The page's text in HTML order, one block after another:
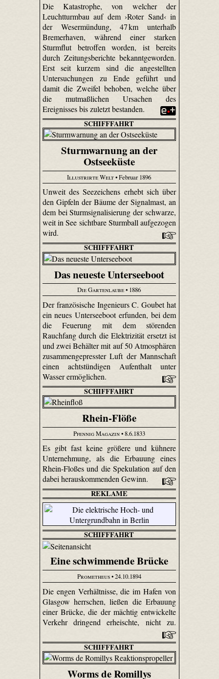
Die Katastrophe, von welcher der
Leuchtturmbau auf dem ›Roter Sand‹ in
der Wesermündung, 47 km unterhalb
Bremerhaven, während einer starken
Sturmflut betroffen worden, ist bereits
durch Zeitungsberichte bekanntgeworden.
Erst seit kurzem sind die angestellten
Untersuchungen zu Ende geführt und
damit die Zweifel behoben, welche über
die mutmaßlichen Ursachen des
Ereignisses bis zuletzt bestanden.
SCHIFFFAHRT
Sturmwarnung an der
Ostseeküste
Illustrirte Welt• Februar 1896
Unweit des Seezeichens erhebt sich über
den Gipfeln der Bäume der Signalmast, an
dem bei Sturmsignalisierung der schwarze,
weit in See sichtbare Sturmball aufgezogen
wird.
SCHIFFFAHRT
Das neueste Unterseeboot
Die Gartenlaube• 1886
Der französische Ingenieurs C. Goubet hat
ein neues Unterseeboot erfunden, bei dem
die Feuerung mit dem störenden
Rauchfang durch die Elektrizität ersetzt ist
und zwei Behälter mit auf 50 Atmosphären
zusammengepresster Luft der Mannschaft
einen achtstündigen Aufenthalt unter
Wasser ermöglichen.
SCHIFFFAHRT
Rhein-Flöße
Pfennig Magazin• 8.6.1833
Es gibt fast keine größere und kühnere
Unternehmung, als die Erbauung eines
Rhein-Floßes und die Spekulation auf den
dabei herauskommenden Gewinn.
REKLAME
SCHIFFFAHRT
Eine schwimmende Brücke
Prometheus• 24.10.1894
Die engen Verhältnisse, die im Hafen von
Glasgow herrschen, ließen die Erbauung
einer Brücke, die der mächtig entwickelte
Verkehr dringend erheischte, nicht zu.
SCHIFFFAHRT
Worms de Romillys